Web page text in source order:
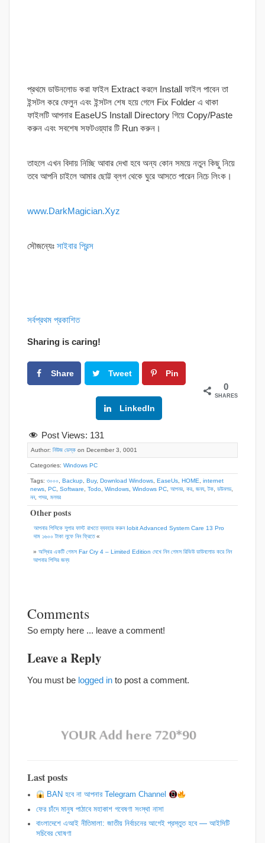
প্রথমে ডাউনলোড করা ফাইল Extract করলে Install ফাইল পাবেন তা
ইন্সটল করে ফেলুন এবং ইন্সটল শেষ হয়ে গেলে Fix Folder এ থাকা
ফাইলটি আপনার EaseUS Install Directory গিয়ে Copy/Paste
করুন এবং সবশেষ সফটওয়্যার টি Run করুন।
তাহলে এখন বিদায় নিচ্ছি আবার দেখা হবে অন্য কোন সময়ে নতুন কিছু নিয়ে
তবে আপনি চাইলে আমার ছোট্ট ব্লগ থেকে ঘুরে আসতে পারেন নিচে লিংক।
www.DarkMagician.Xyz
সৌজন্যেঃ সাইবার প্রিন্স
সর্বপ্রথম প্রকাশিত
Sharing is caring!
Share Tweet Pin
LinkedIn
0
SHARES
Post Views: 131
Author: নিউজ ডেস্ক on December 3, 0001
Categories: Windows PC
Tags: ৩০০০ Backup Buy, Download Windows EaseUs HOME
internet
news PC Software Todo Windows Windows PC আপনর কর জনয,টক ডউনলড,
নন, পসর মলযর
Other posts
আপনার পিসিকে সুপার ফাস্ট রাখতে ব্যবহার করুন Iobit Advanced System Care 13 Pro
দাম ১৬০০ টাকা লুফে নিন ফ্রিতে«
» অস্থির একটি গেমস Far Cry 4 – Limited Edition দেখে নিন গেমস রিভিউ ডাউনলোড করে নিন
আপনার পিসির জন্য
Comments
So empty here ... leave a comment!
Leave a Reply
You must be logged in to post a comment.
Last posts
BAN হবে না আপনার Telegram Channel
ফের চাঁদে মানুষ পাঠাবে মহাকাশ গবেষণা সংস্থা নাসা
বাংলাদেশে এআই নীতিমালা: জাতীয় নির্বাচনের আগেই প্রস্তুত হবে — আইসিটি
সচিবের ঘোষণা